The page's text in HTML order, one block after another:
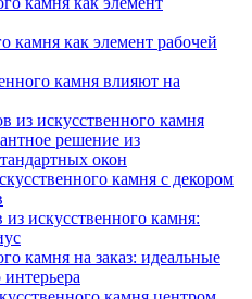
камня как элемент рабочей
камня влияют на
из искусственного камня
решение из
окон
камня с декором
искусственного камня:
камня на заказ: идеальные